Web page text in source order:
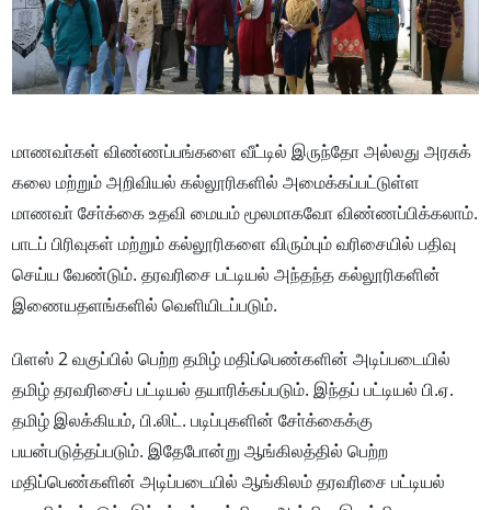
மாணவா்கள் விண்ணப்பங்களை வீட்டில் இருந்தோ அல்லது அரசுக்
கலை மற்றும் அறிவியல் கல்லூரிகளில் அமைக்கப்பட்டுள்ள
மாணவா் சோ்க்கை உதவி மையம் மூலமாகவோ விண்ணப்பிக்கலாம்.
பாடப் பிரிவுகள் மற்றும் கல்லூரிகளை விரும்பும் வரிசையில் பதிவு
செய்ய வேண்டும். தரவரிசை பட்டியல் அந்தந்த கல்லூரிகளின்
இணையதளங்களில் வெளியிடப்படும்.
பிளஸ் 2 வகுப்பில் பெற்ற தமிழ் மதிப்பெண்களின் அடிப்படையில்
தமிழ் தரவரிசைப் பட்டியல் தயாரிக்கப்படும். இந்தப் பட்டியல் பி.ஏ.
தமிழ் இலக்கியம், பி.லிட். படிப்புகளின் சோ்க்கைக்கு
பயன்படுத்தப்படும். இதேபோன்று ஆங்கிலத்தில் பெற்ற
மதிப்பெண்களின் அடிப்படையில் ஆங்கிலம் தரவரிசை பட்டியல்